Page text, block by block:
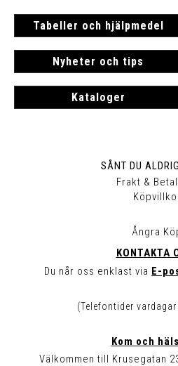
Tabeller och hjälpmedel
Nyheter och tips
Kataloger
SÅNT DU
Frakt &
Ångra
KONTAKTA
Du når oss enklast via E-
(Telefontider
Kom och
Välkommen till Krusegatan